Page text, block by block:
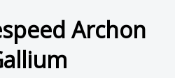
Archon